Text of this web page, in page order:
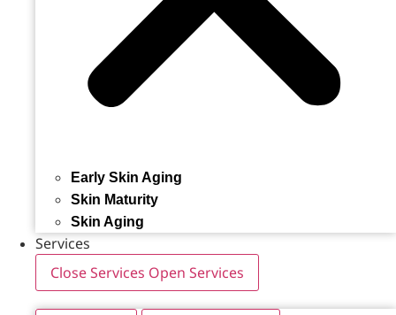
Early Skin Aging
Skin Maturity
Skin Aging
Services
Close Services Open Services